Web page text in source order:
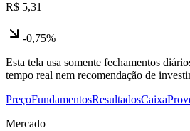
R$ 5,31
-0,75%
Esta tela usa somente fechamentos
tempo real nem recomendação de
PreçoFundamentosResultadosCaixa
Mercado